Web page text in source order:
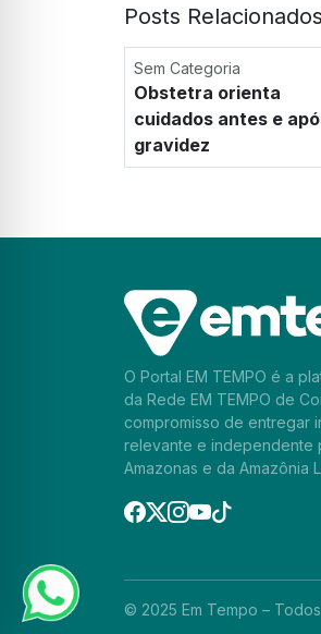
Posts Relacionados
Sem Categoria
Obstetra orienta
cuidados antes e
gravidez
O Portal EM TEMPO é a
da Rede EM TEMPO de
compromisso de entregar
relevante e independente
Amazonas e da Amazônia
© 2025 Em Tempo –